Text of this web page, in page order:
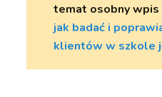
temat osobny wpis
jak badać i
klientów w szkole